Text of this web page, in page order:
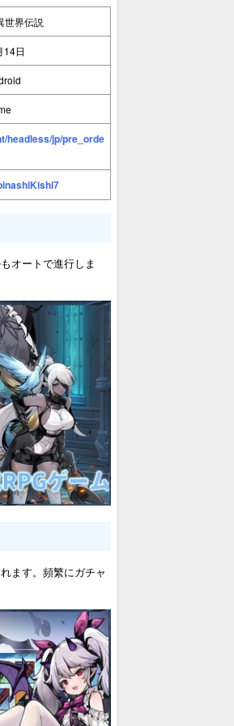
世界伝説
14日
headless/jp/pre_orde
オートで進行しま
ます。頻繁にガチャ